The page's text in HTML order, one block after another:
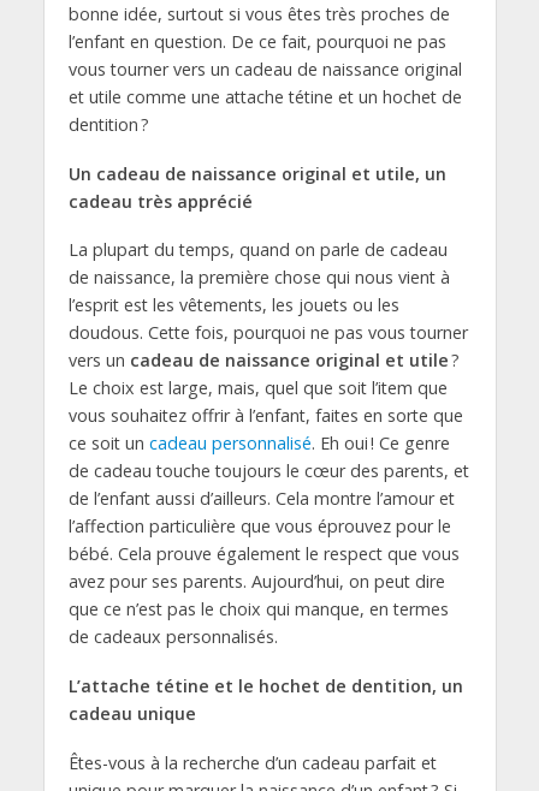
bonne idée, surtout si vous êtes très proches de
l’enfant en question. De ce fait, pourquoi ne pas
vous tourner vers un cadeau de naissance original
et utile comme une attache tétine et un hochet de
dentition ?
Un cadeau de naissance original et utile, un
cadeau très apprécié
La plupart du temps, quand on parle de cadeau
de naissance, la première chose qui nous vient à
l’esprit est les vêtements, les jouets ou les
doudous. Cette fois, pourquoi ne pas vous tourner
vers un cadeau de naissance original et utile?
Le choix est large, mais, quel que soit l’item que
vous souhaitez offrir à l’enfant, faites en sorte que
ce soit un cadeau personnalisé. Eh oui ! Ce genre
de cadeau touche toujours le cœur des parents, et
de l’enfant aussi d’ailleurs. Cela montre l’amour et
l’affection particulière que vous éprouvez pour le
bébé. Cela prouve également le respect que vous
avez pour ses parents. Aujourd’hui, on peut dire
que ce n’est pas le choix qui manque, en termes
de cadeaux personnalisés.
L’attache tétine et le hochet de dentition, un
cadeau unique
Êtes-vous à la recherche d’un cadeau parfait et